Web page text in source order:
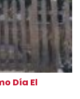
Día El